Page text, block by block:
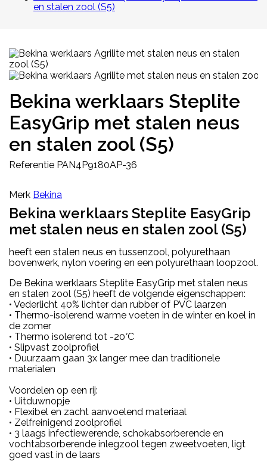
en stalen zool (S5)
Bekina werklaars Steplite
EasyGrip met stalen neus
en stalen zool (S5)
Referentie PAN4P9180AP-36
Merk Bekina
Bekina werklaars Steplite EasyGrip
met stalen neus en stalen zool (S5)
heeft een stalen neus en tussenzool, polyurethaan
bovenwerk, nylon voering en een polyurethaan loopzool.
De Bekina werklaars Steplite EasyGrip met stalen neus
en stalen zool (S5) heeft de volgende eigenschappen:
• Vederlicht 40% lichter dan rubber of PVC laarzen
• Thermo-isolerend warme voeten in de winter en koel in
de zomer
• Thermo isolerend tot -20°C
• Slipvast zoolprofiel
• Duurzaam gaan 3x langer mee dan traditionele
materialen
Voordelen op een rij:
• Uitduwnopje
• Flexibel en zacht aanvoelend materiaal
• Zelfreinigend zoolprofiel
• 3 laags infectiewerende, schokabsorberende en
vochtabsorberende inlegzool tegen zweetvoeten, ligt
goed vast in de laars